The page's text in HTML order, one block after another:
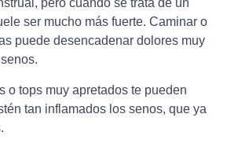
pero cuando se trata de un
ser mucho más fuerte. Caminar o
puede desencadenar dolores muy
o tops muy apretados te pueden
tan inflamados los senos, que ya